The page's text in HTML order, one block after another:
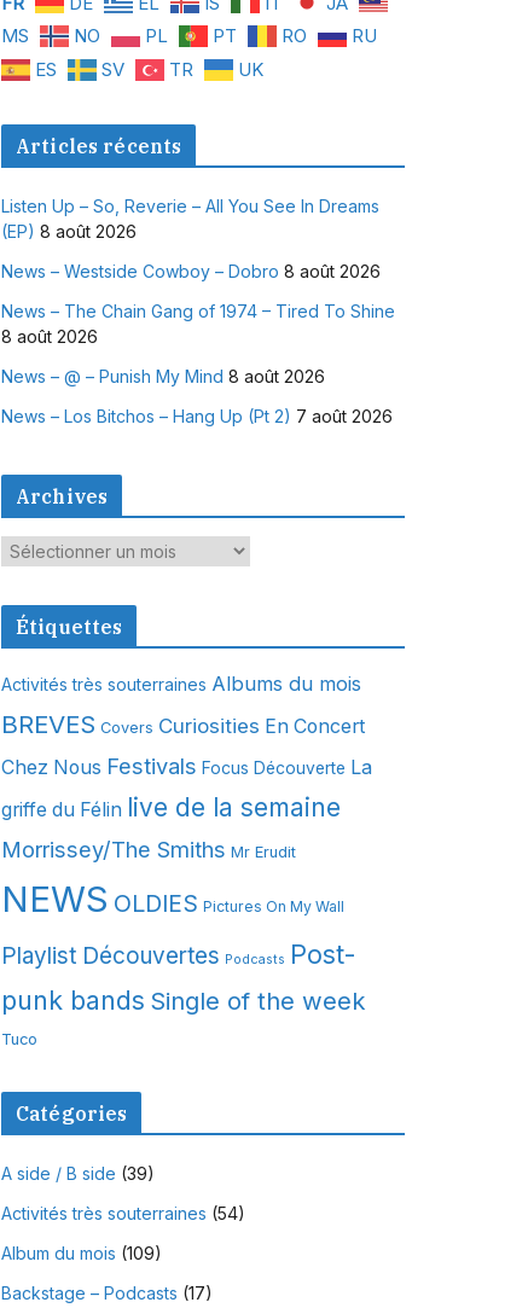
MS
NO PL PT RO
RU
ES
SV TR UK
Articles récents
Listen Up – So, Reverie – All You See In Dreams
(EP) 8 août 2026
News – Westside Cowboy – Dobro 8 août 2026
News – The Chain Gang of 1974 – Tired To Shine
8 août 2026
News – @ – Punish My Mind 8 août 2026
News – Los Bitchos – Hang Up (Pt 2) 7 août 2026
Archives
A
c
e
s
Étiquettes
Activités très souterraines Albums du mois
BREVES Covers Curiosities En Concert
Chez Nous Festivals Focus Découverte La
griffe du Félin live de la semaine
Morrissey/The Smiths Mr Erudit
NEWS OLDIES Pictures On My Wall
Playlist Découvertes Podcasts Post-
punk bands Single of the week
Tuco
Catégories
A side / B side (39)
Activités très souterraines (54)
Album du mois (109)
Backstage – Podcasts (17)